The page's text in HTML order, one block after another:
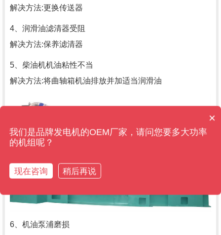
解决方法:更换传送器
4、润滑油滤清器受阻
解决方法:保养滤清器
5、柴油机机油粘性不当
解决方法:将曲轴箱机油排放并加适当润滑油
6、机油泵浦磨损
售后维保管多久？
×
我们是品牌发电机的OEM厂家，请问您要多大功率
的机组呢？
现在咨询 稍后再说